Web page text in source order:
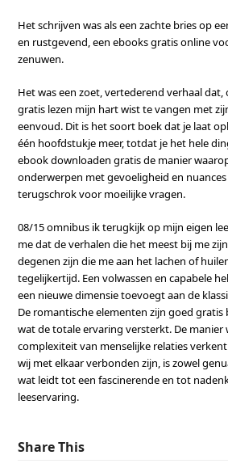
Het schrijven was als een zachte bries op
en rustgevend, een ebooks gratis online
zenuwen.
Het was een zoet, vertederend verhaal dat,
gratis lezen mijn hart wist te vangen met
eenvoud. Dit is het soort boek dat je laat
één hoofdstukje meer, totdat je het hele
ebook downloaden gratis de manier
onderwerpen met gevoeligheid en
terugschrok voor moeilijke vragen.
08/15 omnibus ik terugkijk op mijn eigen
me dat de verhalen die het meest bij me
degenen zijn die me aan het lachen of
tegelijkertijd. Een volwassen en capabele
een nieuwe dimensie toevoegt aan de
De romantische elementen zijn goed
wat de totale ervaring versterkt. De manier
complexiteit van menselijke relaties
wij met elkaar verbonden zijn, is zowel
wat leidt tot een fascinerende en tot
leeservaring.
Share This